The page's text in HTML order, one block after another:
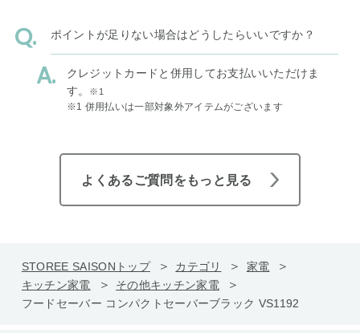
ポイントが足りない場合はどうしたらいいですか？
クレジットカードと併用してお支払いいただけま
す。
※1
※1 併用払いは一部対象外アイテムがございます
よくあるご質問をもっと見る
STOREE SAISONトップ カテゴリ
家電
キッチン家電
その他キッチン家電
フードセーバー コンパクトセーバーブラック VS1192